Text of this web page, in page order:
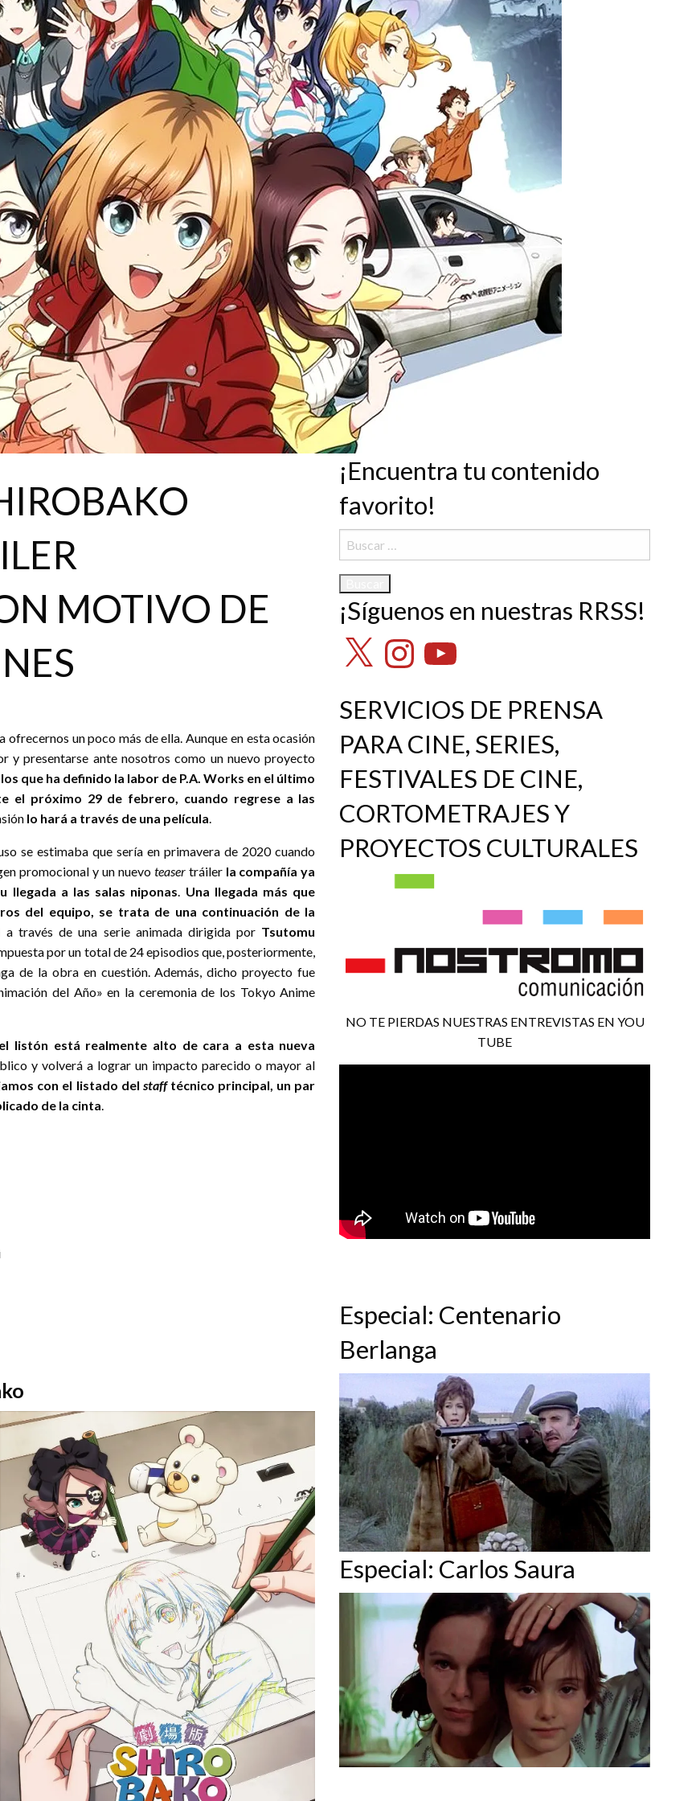
MOTIVO DE
un poco más de ella. Aunque en esta ocasión
y presentarse ante nosotros como un nuevo proyecto
que ha definido la labor de P.A. Works en el último
el próximo 29 de febrero, cuando regrese a las
lo hará a través de una película.
se estimaba que sería en primavera de 2020 cuando
promocional y un nuevo teasertráilerla compañía ya
llegada a las salas niponas. Una llegada más que
del equipo, se trata de una continuación de la
través de una serie animada dirigida por Tsutomu
por un total de 24 episodios que, posteriormente,
de la obra en cuestión. Además, dicho proyecto fue
del Año» en la ceremonia de los Tokyo Anime
el listón está realmente alto de cara a esta nueva
y volverá a lograr un impacto parecido o mayor al
con el listado del stafftécnico principal, un par
de la cinta.
¡Encuentra tu contenido
favorito!
Buscar:
¡Síguenos en nuestras RRSS!
X InstagramYouTube
SERVICIOS DE PRENSA
PARA CINE, SERIES,
FESTIVALES DE CINE,
CORTOMETRAJES Y
PROYECTOS CULTURALES
NO TE PIERDAS NUESTRAS ENTREVISTAS EN YOU
TUBE
Especial: Centenario
Berlanga
Especial: Carlos Saura